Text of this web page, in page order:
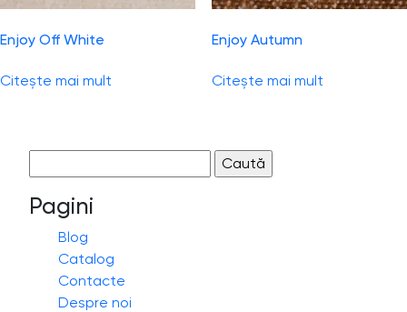
Enjoy Off White
Citește mai mult
Enjoy Autumn
Citește mai mult
după:
Pagini
Blog
Catalog
Contacte
Despre noi